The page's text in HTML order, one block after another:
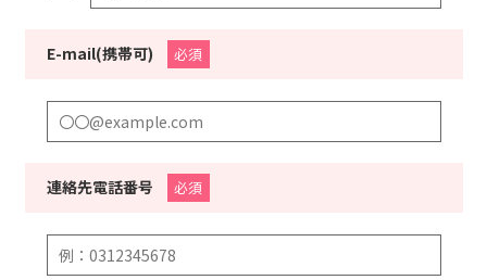
E-mail(携帯可) 必須
連絡先電話番号 必須